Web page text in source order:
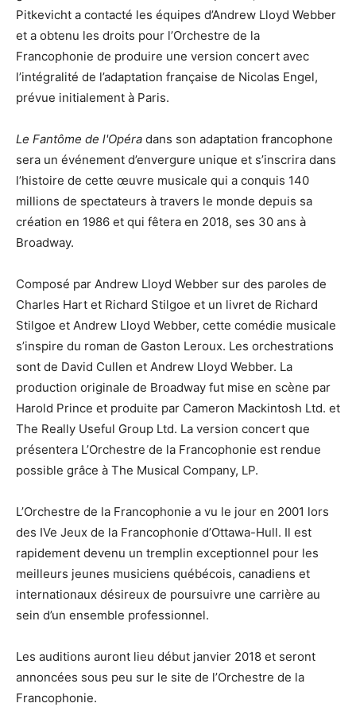
Pitkevicht a contacté les équipes d’Andrew Lloyd Webber
et a obtenu les droits pour l’Orchestre de la
Francophonie de produire une version concert avec
l’intégralité de l’adaptation française de Nicolas Engel,
prévue initialement à Paris.
Le Fantôme de l'Opéra dans son adaptation francophone
sera un événement d’envergure unique et s’inscrira dans
l’histoire de cette œuvre musicale qui a conquis 140
millions de spectateurs à travers le monde depuis sa
création en 1986 et qui fêtera en 2018, ses 30 ans à
Broadway.
Composé par Andrew Lloyd Webber sur des paroles de
Charles Hart et Richard Stilgoe et un livret de Richard
Stilgoe et Andrew Lloyd Webber, cette comédie musicale
s’inspire du roman de Gaston Leroux. Les orchestrations
sont de David Cullen et Andrew Lloyd Webber. La
production originale de Broadway fut mise en scène par
Harold Prince et produite par Cameron Mackintosh Ltd. et
The Really Useful Group Ltd. La version concert que
présentera L’Orchestre de la Francophonie est rendue
possible grâce à The Musical Company, LP.
L’Orchestre de la Francophonie a vu le jour en 2001 lors
des IVe Jeux de la Francophonie d’Ottawa-Hull. Il est
rapidement devenu un tremplin exceptionnel pour les
meilleurs jeunes musiciens québécois, canadiens et
internationaux désireux de poursuivre une carrière au
sein d’un ensemble professionnel.
Les auditions auront lieu début janvier 2018 et seront
annoncées sous peu sur le site de l’Orchestre de la
Francophonie.